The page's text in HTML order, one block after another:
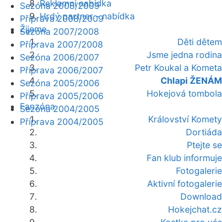
Reklamní nabídka
Hrdý partner - nabídka
Žijeme
Děti dětem
Jsme jedna rodina
Petr Koukal a Kometa
Chlapi ŽENÁM
Hokejová tombola
Fanzóna
Království Komety
Dortiáda
Ptejte se
Fan klub informuje
Fotogalerie
Aktivní fotogalerie
Download
Hokejchat.cz
Sezóna 2008/2009
Příprava 2008/2009
Sezóna 2007/2008
Příprava 2007/2008
Sezóna 2006/2007
Příprava 2006/2007
Sezóna 2005/2006
Příprava 2005/2006
Sezóna 2004/2005
Příprava 2004/2005